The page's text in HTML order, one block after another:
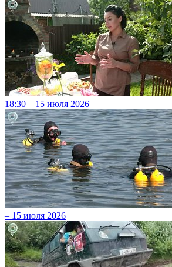
18:30 – 15 июля 2026
– 15 июля 2026